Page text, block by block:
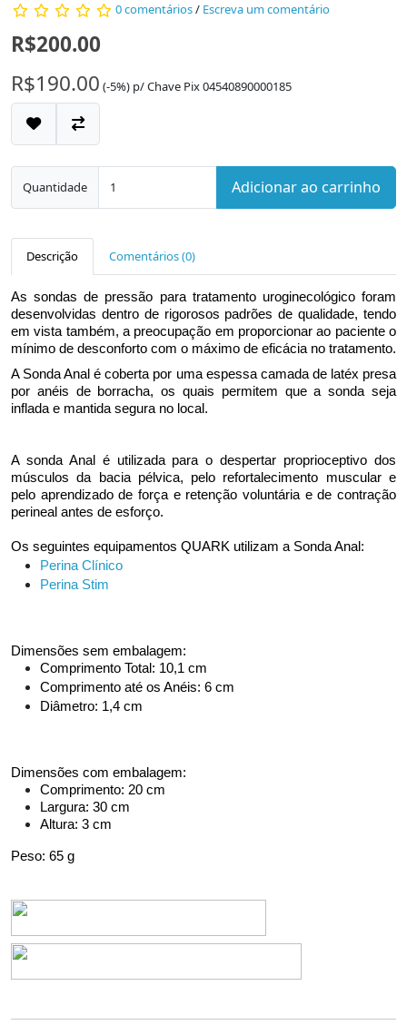
0 comentários/ Escreva um comentário
R$200.00
R$190.00 (-5%) p/Chave Pix 04540890000185
Quantidade Adicionar ao carrinho
Descrição Comentários (0)
As sondas de pressão para tratamento uroginecológico foram
desenvolvidas dentro de rigorosos padrões de qualidade, tendo
em vista também, a preocupação em proporcionar ao paciente o
mínimo de desconforto com o máximo de eficácia no tratamento.
A Sonda Anal é coberta por uma espessa camada de latéx presa
por anéis de borracha, os quais permitem que a sonda seja
inflada e mantida segura no local.
A sonda Anal é utilizada para o despertar proprioceptivo dos
músculos da bacia pélvica, pelo refortalecimento muscular e
pelo aprendizado de força e retenção voluntária e de contração
perineal antes de esforço.
Os seguintes equipamentos QUARK utilizam a Sonda Anal:
Perina Clínico
Perina Stim
Dimensões sem embalagem:
Comprimento Total: 10,1 cm
Comprimento até os Anéis: 6 cm
Diâmetro: 1,4 cm
Dimensões com embalagem:
Comprimento: 20 cm
Largura: 30 cm
Altura: 3 cm
Peso: 65 g